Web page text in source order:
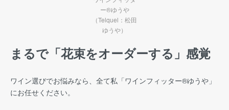
ー®ゆうや
（Telquel：松田
ゆうや）
まるで「花束をオーダーする」感覚
ワイン選びでお悩みなら、全て私「ワインフィッター®︎ゆうや」
にお任せください。